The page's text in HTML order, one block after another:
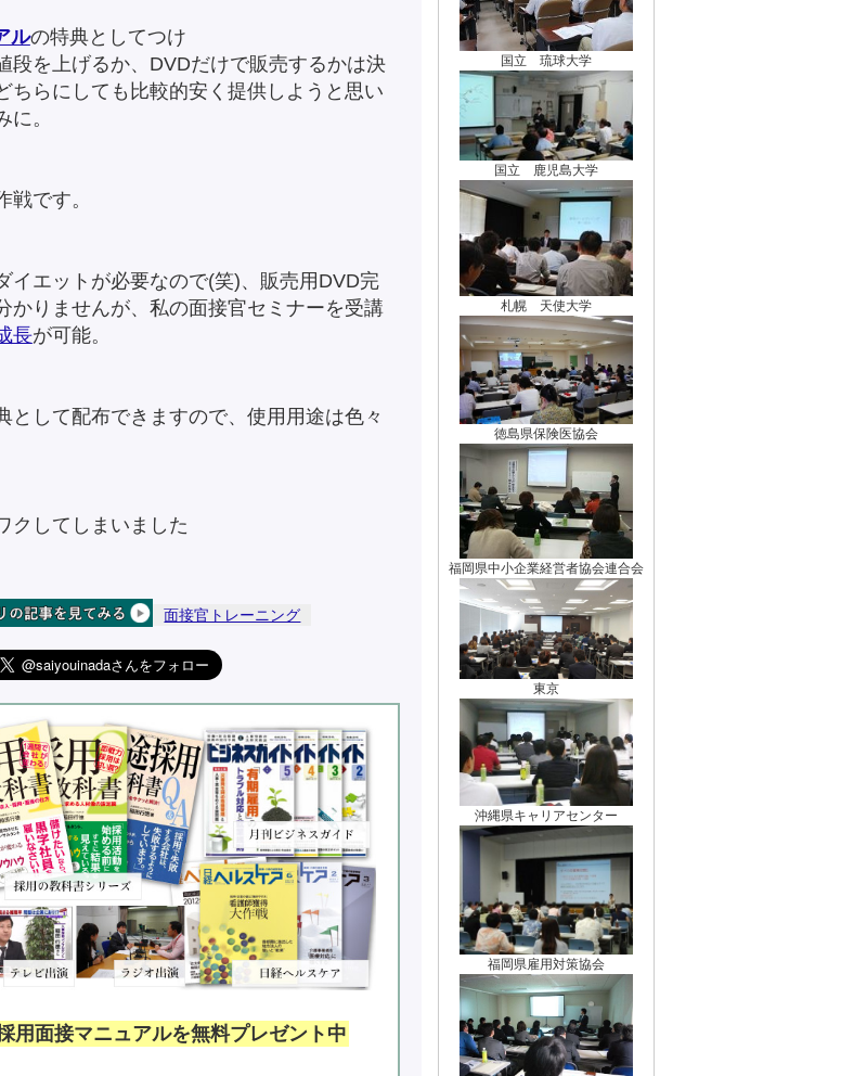
ルの特典としてつけ
段を上げるか、DVDだけで販売するかは決
ちらにしても比較的安く提供しようと思い
に。
戦です。
イエットが必要なので(笑)、販売用DVD完
かりませんが、私の面接官セミナーを受講
長が可能。
として配布できますので、使用用途は色々
クしてしまいました
面接官トレーニング
用面接マニュアルを無料プレゼント中
国立 琉球大学
国立 鹿児島大学
札幌 天使大学
徳島県保険医協会
福岡県中小企業経営者協会連合会
東京
沖縄県キャリアセンター
福岡県雇用対策協会